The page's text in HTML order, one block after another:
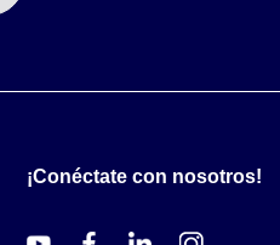
¡Conéctate con nosotros!